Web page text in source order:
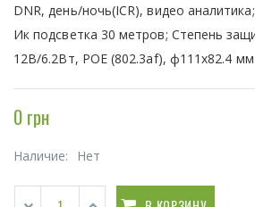
DNR, день/ночь(ICR), видео
Ик подсветка 30 метров; Степень
12В/6.2Вт, POE (802.3af), ф111x82.4 мм
0 грн
Наличие: Нет